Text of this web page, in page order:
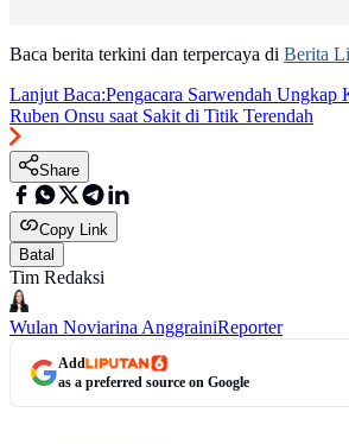
Baca berita terkini dan terpercaya di Berita
Lanjut Baca:Pengacara Sarwendah Ungkap
Ruben Onsu saat Sakit di Titik Terendah
Share
Copy Link
Batal
Tim Redaksi
Wulan Noviarina AnggrainiReporter
Add
as a preferred source on Google